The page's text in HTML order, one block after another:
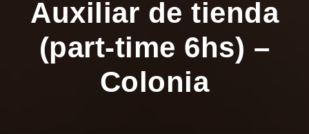
Auxiliar de tienda
(part-time 6hs) –
Colonia